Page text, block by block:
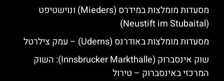
מסעדות מומלצות במידרס (Mieders) ונוישטיפט
(Neustift im Stubaital)
מסעדות מומלצות באודרנס (Uderns) – עמק צילרטל
שוק אינסברוק (Innsbrucker Markthalle): השוק
המרכזי באינסברוק – טירול